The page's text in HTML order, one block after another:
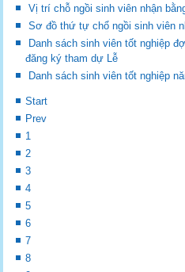
Vị trí chỗ ngồi sinh viên nhận
Sơ đồ thứ tự chổ ngồi sinh viên
Danh sách sinh viên tốt nghiệp
đăng ký tham dự Lễ
Danh sách sinh viên tốt nghiệp
Start
Prev
1
2
3
4
5
6
7
8